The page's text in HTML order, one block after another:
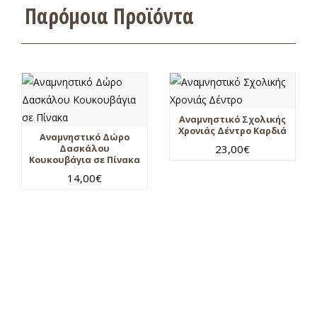
Παρόμοια Προϊόντα
Αναμνηστικό Δώρο
Δασκάλου
Κουκουβάγια σε Πίνακα
14,00€
Αναμνηστικό Σχολικής
Χρονιάς Δέντρο Καρδιά
23,00€